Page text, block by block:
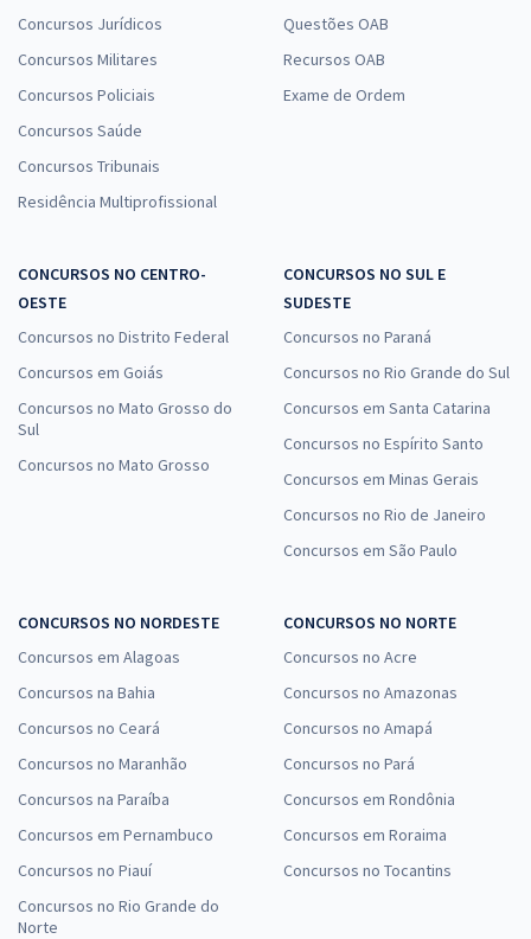
Concursos Jurídicos
Concursos Militares
Concursos Policiais
Concursos Saúde
Concursos Tribunais
Residência Multiprofissional
Questões OAB
Recursos OAB
Exame de Ordem
CONCURSOS NO CENTRO-
OESTE
Concursos no Distrito Federal
Concursos em Goiás
Concursos no Mato Grosso do
Sul
Concursos no Mato Grosso
CONCURSOS NO SUL E
SUDESTE
Concursos no Paraná
Concursos no Rio Grande do Sul
Concursos em Santa Catarina
Concursos no Espírito Santo
Concursos em Minas Gerais
Concursos no Rio de Janeiro
Concursos em São Paulo
CONCURSOS NO NORDESTE
Concursos em Alagoas
Concursos na Bahia
Concursos no Ceará
Concursos no Maranhão
Concursos na Paraíba
Concursos em Pernambuco
Concursos no Piauí
Concursos no Rio Grande do
Norte
CONCURSOS NO NORTE
Concursos no Acre
Concursos no Amazonas
Concursos no Amapá
Concursos no Pará
Concursos em Rondônia
Concursos em Roraima
Concursos no Tocantins